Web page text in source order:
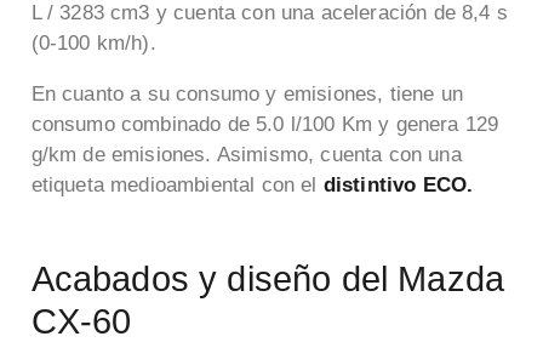
L / 3283 cm3 y cuenta con una aceleración de 8,4 s
(0-100 km/h).
En cuanto a su consumo y emisiones, tiene un
consumo combinado de 5.0 l/100 Km y genera 129
g/km de emisiones. Asimismo, cuenta con una
etiqueta medioambiental con el distintivo ECO.
Acabados y diseño del Mazda
CX-60